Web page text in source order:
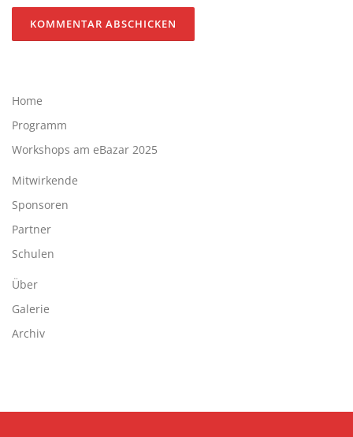
Home
Programm
Workshops am eBazar 2025
Mitwirkende
Sponsoren
Partner
Schulen
Über
Galerie
Archiv